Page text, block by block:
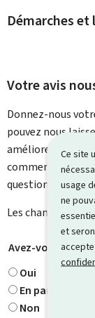
Ce site
usage
ne
et
Démarches et
Votre avis
Donnez-nous
pouvez nous
améliorer. Vous
commentaire.
question
Les champs
Avez-vous
Oui
En partie
Non